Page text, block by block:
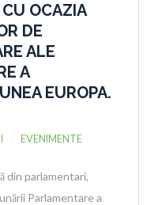
OCAZIA
DE
ALE
A
EUROPA.
EVENIMENTE
din parlamentari,
Parlamentare a